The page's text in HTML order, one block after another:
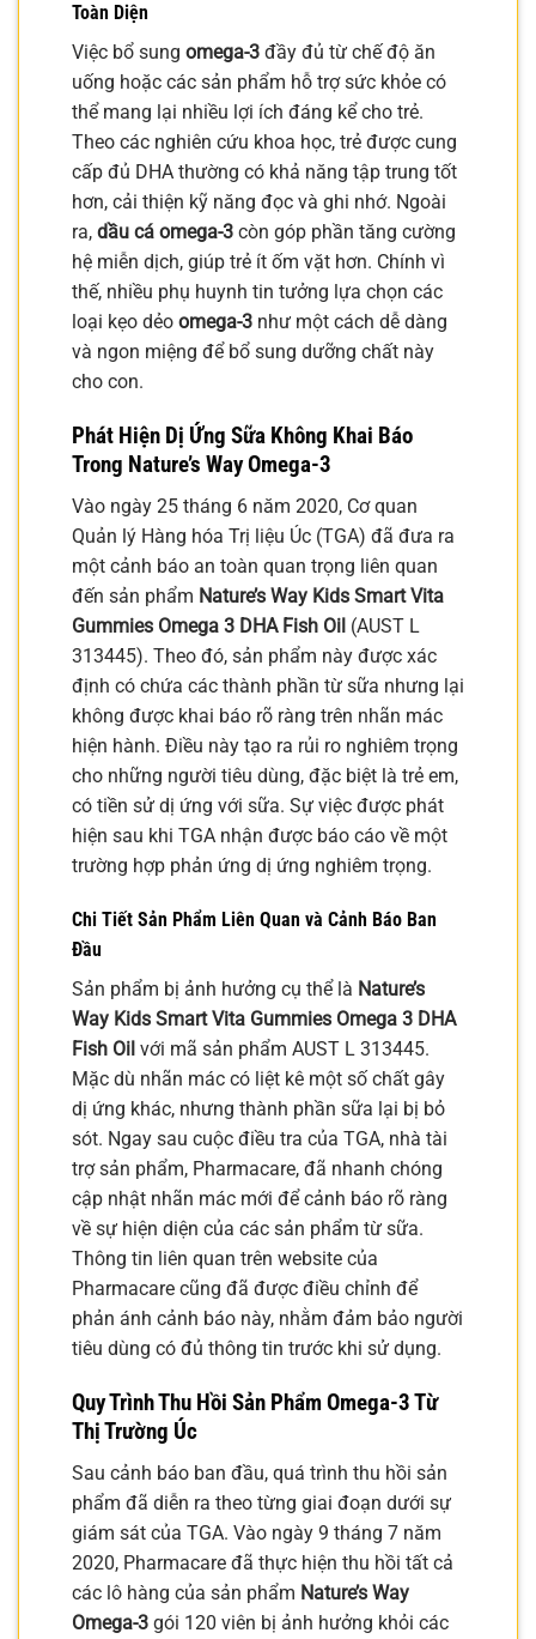
Toàn Diện
Việc bổ sung omega-3 đầy đủ từ chế độ ăn
uống hoặc các sản phẩm hỗ trợ sức khỏe có
thể mang lại nhiều lợi ích đáng kể cho trẻ.
Theo các nghiên cứu khoa học, trẻ được cung
cấp đủ DHA thường có khả năng tập trung tốt
hơn, cải thiện kỹ năng đọc và ghi nhớ. Ngoài
ra, dầu cá omega-3 còn góp phần tăng cường
hệ miễn dịch, giúp trẻ ít ốm vặt hơn. Chính vì
thế, nhiều phụ huynh tin tưởng lựa chọn các
loại kẹo dẻo omega-3 như một cách dễ dàng
và ngon miệng để bổ sung dưỡng chất này
cho con.
Phát Hiện Dị Ứng Sữa Không Khai Báo
Trong Nature’s Way Omega-3
Vào ngày 25 tháng 6 năm 2020, Cơ quan
Quản lý Hàng hóa Trị liệu Úc (TGA) đã đưa ra
một cảnh báo an toàn quan trọng liên quan
đến sản phẩm Nature’s Way Kids Smart Vita
Gummies Omega 3 DHA Fish Oil (AUST L
313445). Theo đó, sản phẩm này được xác
định có chứa các thành phần từ sữa nhưng lại
không được khai báo rõ ràng trên nhãn mác
hiện hành. Điều này tạo ra rủi ro nghiêm trọng
cho những người tiêu dùng, đặc biệt là trẻ em,
có tiền sử dị ứng với sữa. Sự việc được phát
hiện sau khi TGA nhận được báo cáo về một
trường hợp phản ứng dị ứng nghiêm trọng.
Chi Tiết Sản Phẩm Liên Quan và Cảnh Báo Ban
Đầu
Sản phẩm bị ảnh hưởng cụ thể là Nature’s
Way Kids Smart Vita Gummies Omega 3 DHA
Fish Oil với mã sản phẩm AUST L 313445.
Mặc dù nhãn mác có liệt kê một số chất gây
dị ứng khác, nhưng thành phần sữa lại bị bỏ
sót. Ngay sau cuộc điều tra của TGA, nhà tài
trợ sản phẩm, Pharmacare, đã nhanh chóng
cập nhật nhãn mác mới để cảnh báo rõ ràng
về sự hiện diện của các sản phẩm từ sữa.
Thông tin liên quan trên website của
Pharmacare cũng đã được điều chỉnh để
phản ánh cảnh báo này, nhằm đảm bảo người
tiêu dùng có đủ thông tin trước khi sử dụng.
Quy Trình Thu Hồi Sản PhẩmOmega-3Từ
Thị Trường Úc
Sau cảnh báo ban đầu, quá trình thu hồi sản
phẩm đã diễn ra theo từng giai đoạn dưới sự
giám sát của TGA. Vào ngày 9 tháng 7 năm
2020, Pharmacare đã thực hiện thu hồi tất cả
các lô hàng của sản phẩm Nature’s Way
Omega-3 gói 120 viên bị ảnh hưởng khỏi các